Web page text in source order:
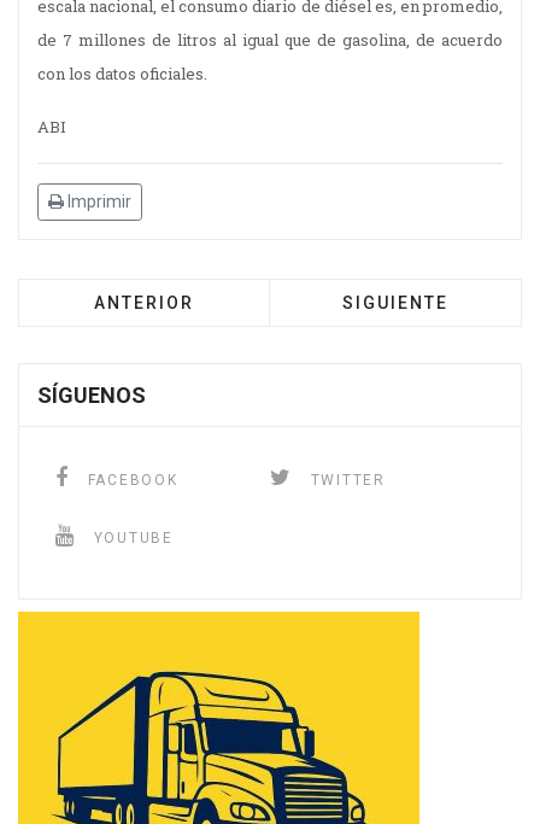
escala nacional, el consumo diario de diésel es, en promedio,
de 7 millones de litros al igual que de gasolina, de acuerdo
con los datos oficiales.
ABI
Imprimir
ANTERIOR SIGUIENTE
SÍGUENOS
FACEBOOK TWITTER
YOUTUBE